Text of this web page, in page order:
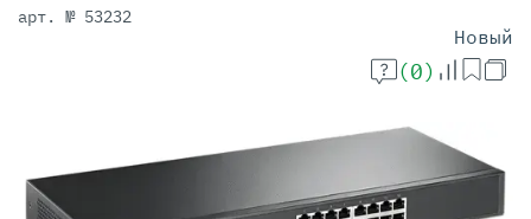
арт. № 53232
Новый
(0)